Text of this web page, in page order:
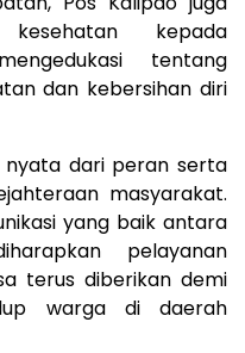
kesehatan kepada
tentang
dan kebersihan diri
nyata dari peran serta
masyarakat.
yang baik antara
pelayanan
terus diberikan demi
warga di daerah